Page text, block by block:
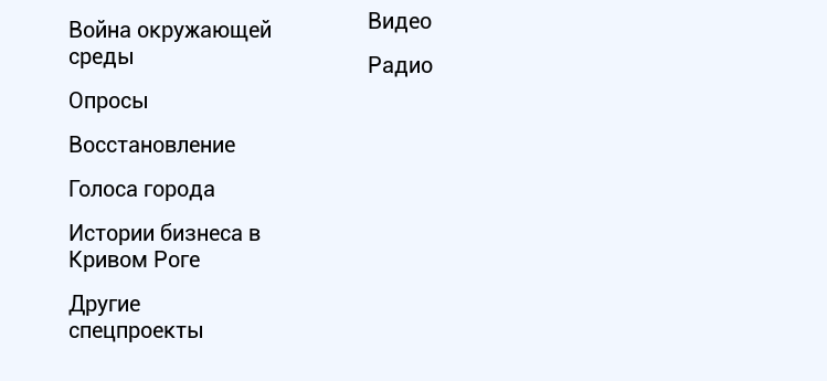
Война окружающей
среды
Опросы
Восстановление
Голоса города
Истории бизнеса в
Кривом Роге
Другие
спецпроекты
Видео
Радио